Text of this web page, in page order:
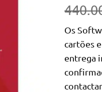
Os
cartões
entrega